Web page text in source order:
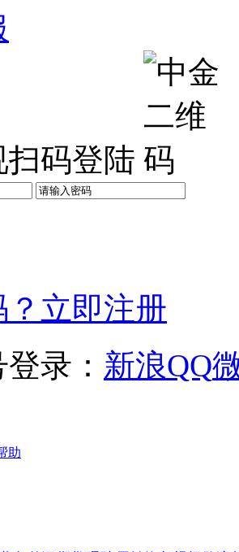
码登陆
立即注册
录： 新浪QQ
助